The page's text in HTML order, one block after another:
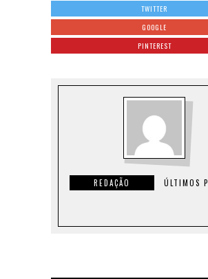
TWITTER
GOOGLE
PINTEREST
REDAÇÃO ÚLTIMOS